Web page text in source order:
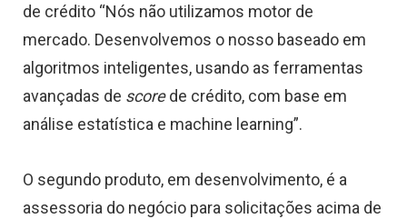
de crédito “Nós não utilizamos motor de
mercado. Desenvolvemos o nosso baseado em
algoritmos inteligentes, usando as ferramentas
avançadas de scorede crédito, com base em
análise estatística e machine learning”.
O segundo produto, em desenvolvimento, é a
assessoria do negócio para solicitações acima de